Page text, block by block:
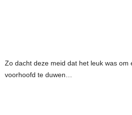
Zo dacht deze meid dat het leuk was om
voorhoofd te duwen…